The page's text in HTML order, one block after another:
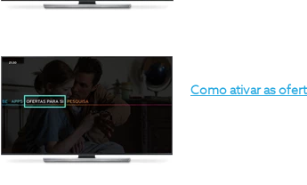
Como ativar as